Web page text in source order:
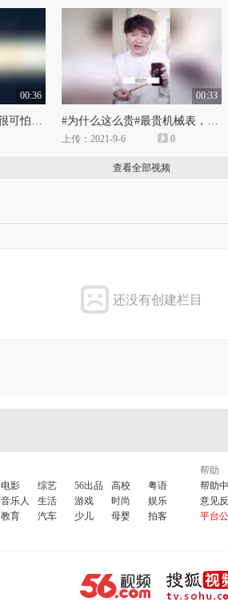
00:36
美妆博主也秃头？植发很可怕？NoNoNoNo！#微针植发了解一下#不秃头的正确打开方式#为什么这么贵#微针植发#为什么这么贵
00:33
#为什么这么贵#最贵机械表，一块能上亿，#买机械表是交智商税吗#戴上这种表，会影响化妆吗？#为什么这么贵#买机械表是交智商税吗
上传：2021-9-6 0
查看全部视频
还没有创建栏目
电影 综艺 56出品 高校
粤语
音乐人 生活 游戏 时尚
娱乐
教育 汽车 少儿 母婴 拍客
帮助
帮助
意见
平台